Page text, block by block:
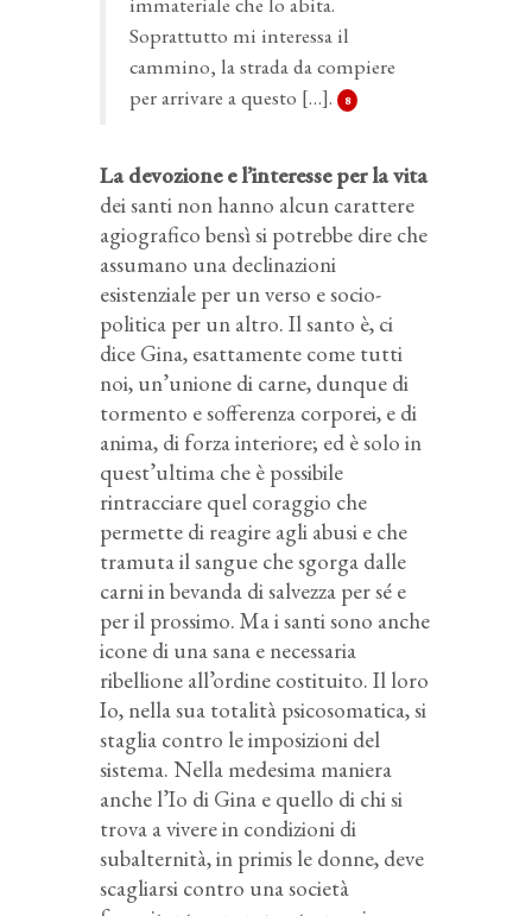
Soprattutto mi interessa il
cammino, la strada da compiere
per arrivare a questo […].
8
La devozione e l’interesse per la vita
dei santi non hanno alcun carattere
agiografico bensì si potrebbe dire che
assumano una declinazioni
esistenziale per un verso e socio-
politica per un altro. Il santo è, ci
dice Gina, esattamente come tutti
noi, un’unione di carne, dunque di
tormento e sofferenza corporei, e di
anima, di forza interiore; ed è solo in
quest’ultima che è possibile
rintracciare quel coraggio che
permette di reagire agli abusi e che
tramuta il sangue che sgorga dalle
carni in bevanda di salvezza per sé e
per il prossimo. Ma i santi sono anche
icone di una sana e necessaria
ribellione all’ordine costituito. Il loro
Io, nella sua totalità psicosomatica, si
staglia contro le imposizioni del
sistema. Nella medesima maniera
anche l’Io di Gina e quello di chi si
trova a vivere in condizioni di
subalternità, in primis le donne, deve
scagliarsi contro una società